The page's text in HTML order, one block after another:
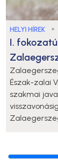
HELYI HÍREK ●
I.
Észak-zalai
szakmai
Zalaegerszeg